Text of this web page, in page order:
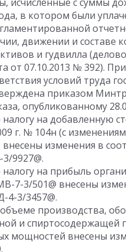
в котором были
движении и составе
и гудвилла
от 07.10.2013 № 392).
условий труда
приказом
опубликованному
на добавленную
г. № 104н (с
внесены изменения в
9927@.
на прибыль
7-3/501@ внесены
4-3/3457@.
производства,
и спиртосодержащей
мощностей внесены